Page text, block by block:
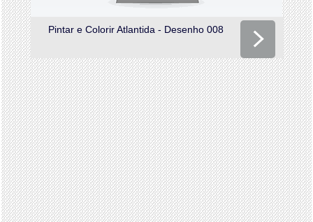
Pintar e Colorir Atlantida - Desenho 008